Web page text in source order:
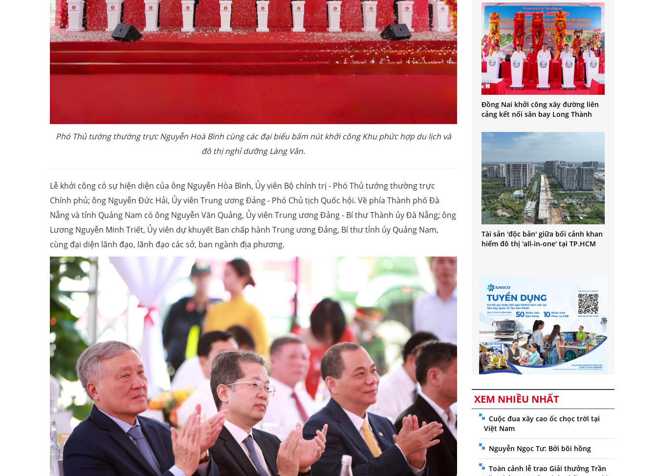
Phó Thủ tướng thường trực Nguyễn Hoà Bình cùng các đại biểu bấm nút khởi công Khu phức hợp du lịch và
đô thị nghỉ dưỡng Làng Vân.
Lễ khởi công có sự hiện diện của ông Nguyễn Hòa Bình, Ủy viên Bộ chính trị - Phó Thủ tướng thường trực
Chính phủ; ông Nguyễn Đức Hải, Ủy viên Trung ương Đảng - Phó Chủ tịch Quốc hội. Về phía Thành phố Đà
Nẵng và tỉnh Quảng Nam có ông Nguyễn Văn Quảng, Ủy viên Trung ương Đảng - Bí thư Thành ủy Đà Nẵng; ông
Lương Nguyễn Minh Triết, Ủy viên dự khuyết Ban chấp hành Trung ương Đảng, Bí thư tỉnh ủy Quảng Nam,
cùng đại diện lãnh đạo, lãnh đạo các sở, ban ngành địa phương.
Đồng Nai khởi công xây đường liên
cảng kết nối sân bay Long Thành
Tài sản 'độc bản' giữa bối cảnh khan
hiếm đô thị 'all-in-one' tại TP.HCM
XEM NHIỀU NHẤT
Cuộc đua xây cao ốc chọc trời tại
Việt Nam
Nguyễn Ngọc Tư: Bởi bôi hồng
Toàn cảnh lễ trao Giải thưởng Trần